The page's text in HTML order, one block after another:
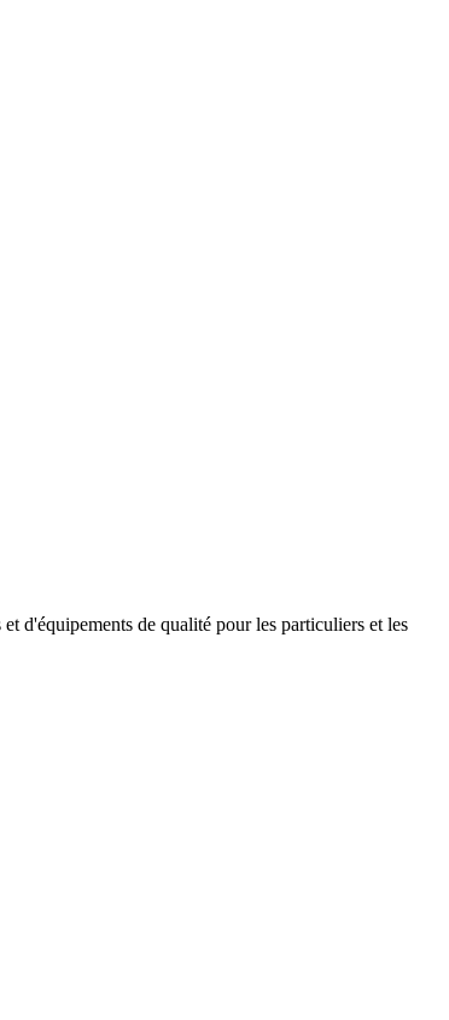
d'équipements de qualité pour les particuliers et les